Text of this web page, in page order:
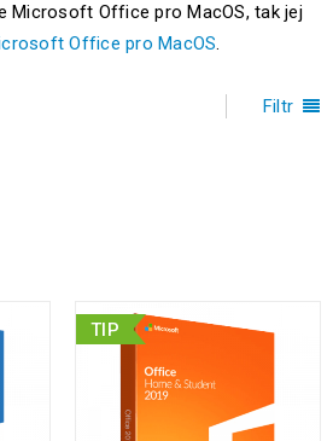
Microsoft Office pro MacOS, tak jej
Office pro MacOS.
Filtr
TIP